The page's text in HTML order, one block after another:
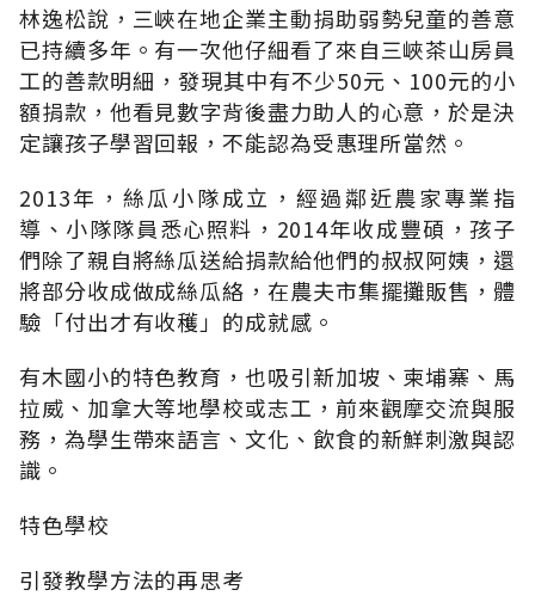
林逸松說，三峽在地企業主動捐助弱勢兒童的善意
已持續多年。有一次他仔細看了來自三峽茶山房員
工的善款明細，發現其中有不少50元、100元的小
額捐款，他看見數字背後盡力助人的心意，於是決
定讓孩子學習回報，不能認為受惠理所當然。
2013年，絲瓜小隊成立，經過鄰近農家專業指
導、小隊隊員悉心照料，2014年收成豐碩，孩子
們除了親自將絲瓜送給捐款給他們的叔叔阿姨，還
將部分收成做成絲瓜絡，在農夫市集擺攤販售，體
驗「付出才有收穫」的成就感。
有木國小的特色教育，也吸引新加坡、柬埔寨、馬
拉威、加拿大等地學校或志工，前來觀摩交流與服
務，為學生帶來語言、文化、飲食的新鮮刺激與認
識。
特色學校
引發教學方法的再思考